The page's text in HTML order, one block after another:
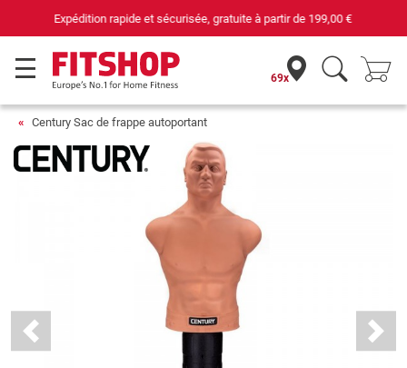
69 magasins avec 75 techniciens
69x
Century Sac de frappe autoportant
Previous Next